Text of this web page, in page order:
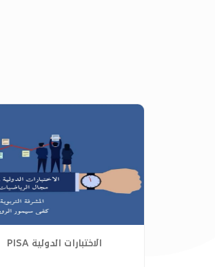
الاختبارات الدولية PISA